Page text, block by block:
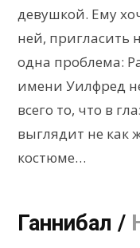
девушкой. Ему
ней, пригласить
одна проблема:
имени Уилфред
всего то, что в
выглядит не как
костюме…
Ганнибал /